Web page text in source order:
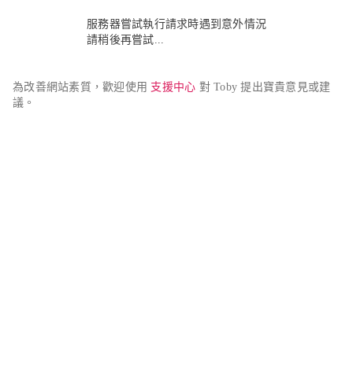
服務器嘗試執行請求時遇到意外情況
請稍後再嘗試...
為改善網站素質，歡迎使用 支援中心 對 Toby 提出寶貴意見或建
議。